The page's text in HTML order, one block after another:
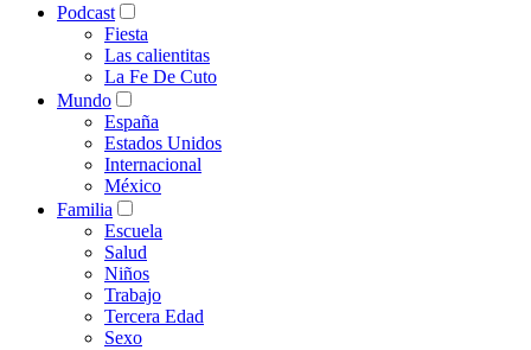
Podcast
Fiesta
Las calientitas
La Fe De Cuto
Mundo
España
Estados Unidos
Internacional
México
Familia
Escuela
Salud
Niños
Trabajo
Tercera Edad
Sexo